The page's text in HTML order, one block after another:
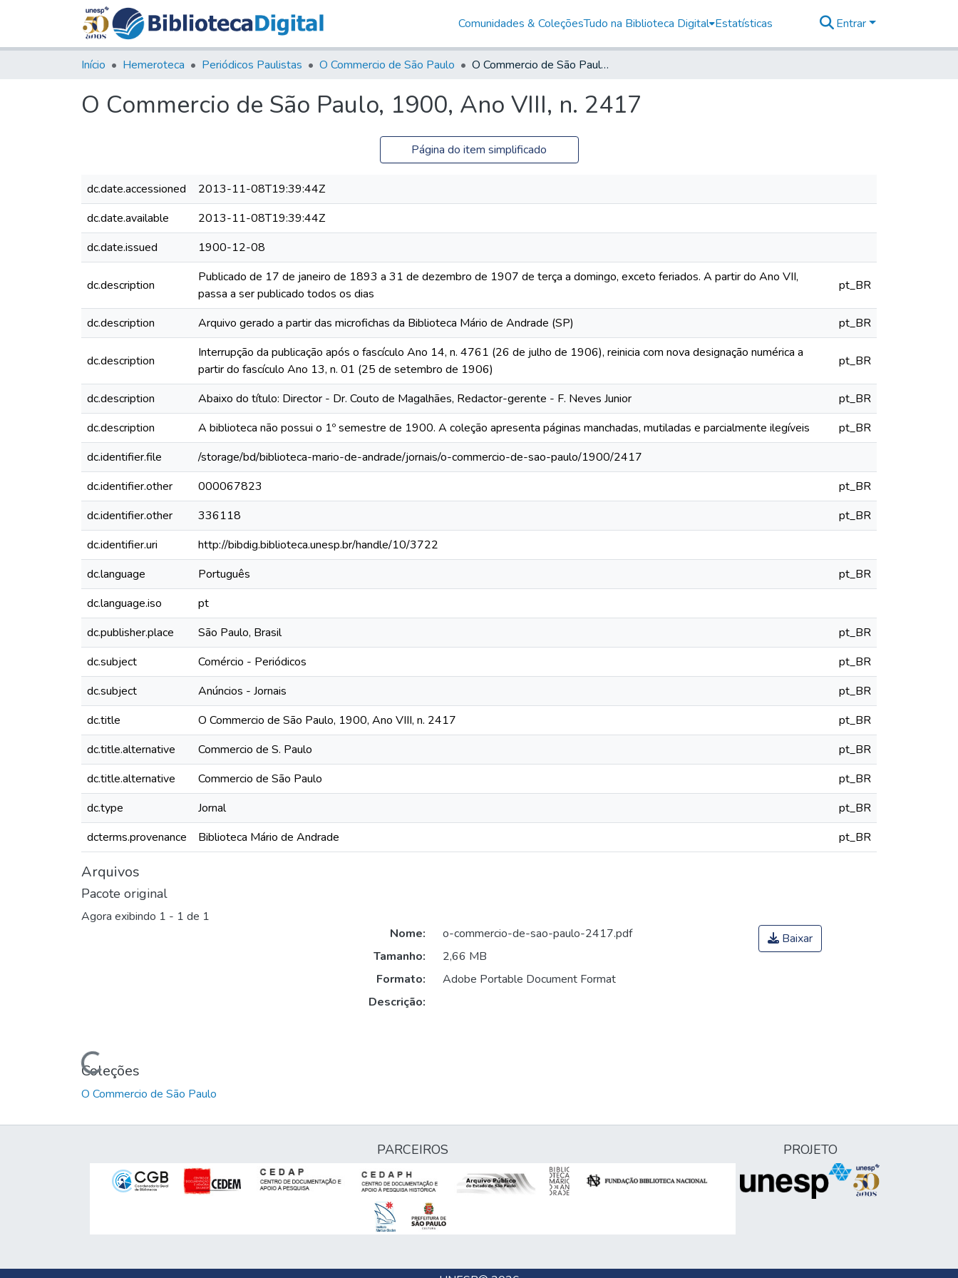
Comunidades & ColeçõesTudo na Biblioteca Digital Estatísticas Entrar
Início Hemeroteca Periódicos Paulistas O Commercio de São Paulo O Commercio de São Paulo, 1900, Ano VIII, n. 2417
O Commercio de São Paulo, 1900, Ano VIII, n. 2417
Página do item simplificado
dc.date.accessioned
2013-11-08T19:39:44Z
dc.date.available
2013-11-08T19:39:44Z
dc.date.issued
1900-12-08
dc.description
Publicado de 17 de janeiro de 1893 a 31 de dezembro de 1907 de terça a domingo, exceto feriados. A partir do Ano VII,
passa a ser publicado todos os dias
pt_BR
dc.description Arquivo gerado a partir das microfichas da Biblioteca Mário de Andrade (SP) pt_BR
dc.description
Interrupção da publicação após o fascículo Ano 14, n. 4761 (26 de julho de 1906), reinicia com nova designação numérica a
partir do fascículo Ano 13, n. 01 (25 de setembro de 1906)
pt_BR
dc.description Abaixo do título: Director - Dr. Couto de Magalhães, Redactor-gerente - F. Neves Junior
pt_BR
dc.description
A biblioteca não possui o 1º semestre de 1900. A coleção apresenta páginas manchadas, mutiladas e parcialmente ilegíveis
pt_BR
dc.identifier.file
/storage/bd/biblioteca-mario-de-andrade/jornais/o-commercio-de-sao-paulo/1900/2417
dc.identifier.other
000067823
pt_BR
dc.identifier.other
336118
pt_BR
dc.identifier.uri
http://bibdig.biblioteca.unesp.br/handle/10/3722
dc.language
Português
pt_BR
dc.language.iso
pt
dc.publisher.place
São Paulo, Brasil
pt_BR
dc.subject
Comércio - Periódicos
pt_BR
dc.subject
Anúncios - Jornais
pt_BR
dc.title
O Commercio de São Paulo, 1900, Ano VIII, n. 2417
pt_BR
dc.title.alternative
Commercio de S. Paulo
pt_BR
dc.title.alternative
Commercio de São Paulo
pt_BR
dc.type
Jornal
pt_BR
dcterms.provenance
Biblioteca Mário de Andrade pt_BR
Arquivos
Pacote original
Agora exibindo 1 - 1 de 1
Carregando...
Nome:
o-commercio-de-sao-paulo-2417.pdf
Tamanho:
2,66 MB
Formato:
Adobe Portable Document Format
Descrição:
Baixar
Coleções
O Commercio de São Paulo
PARCEIROS PROJETO